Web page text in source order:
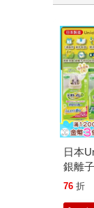
日本
銀離
乾爽
76 折